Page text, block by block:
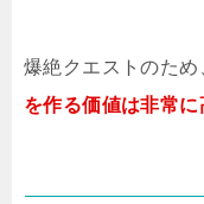
爆絶クエストのため
を作る価値は非常に